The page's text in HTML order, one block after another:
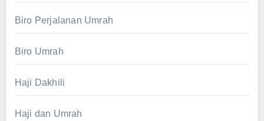
Biro Perjalanan Umrah
Biro Umrah
Haji Dakhili
Haji dan Umrah